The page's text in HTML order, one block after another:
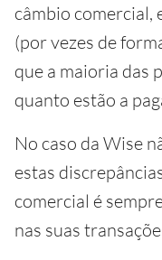
câmbio comercial,
(por vezes de
que a maioria das
quanto estão a
No caso da Wise
estas
comercial é
nas suas